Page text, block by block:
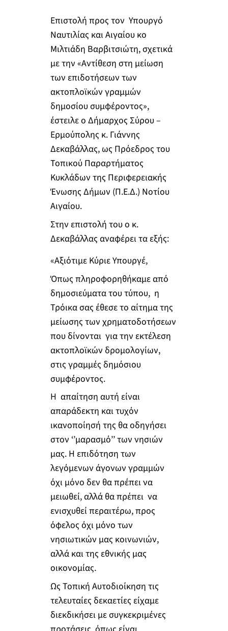
Επιστολή προς τον Υπουργό
Ναυτιλίας και Αιγαίου κο
Μιλτιάδη Βαρβιτσιώτη, σχετικά
με την «Αντίθεση στη μείωση
των επιδοτήσεων των
ακτοπλοϊκών γραμμών
δημοσίου συμφέροντος»,
έστειλε ο Δήμαρχος Σύρου –
Ερμούπολης κ. Γιάννης
Δεκαβάλλας, ως Πρόεδρος του
Τοπικού Παραρτήματος
Κυκλάδων της Περιφερειακής
Ένωσης Δήμων (Π.Ε.Δ.) Νοτίου
Αιγαίου.
Στην επιστολή του ο κ.
Δεκαβάλλας αναφέρει τα εξής:
«Αξιότιμε Κύριε Υπουργέ,
Όπως πληροφορηθήκαμε από
δημοσιεύματα του τύπου, η
Τρόικα σας έθεσε το αίτημα της
μείωσης των χρηματοδοτήσεων
που δίνονται για την εκτέλεση
ακτοπλοϊκών δρομολογίων,
στις γραμμές δημόσιου
συμφέροντος.
Η απαίτηση αυτή είναι
απαράδεκτη και τυχόν
ικανοποίησή της θα οδηγήσει
στον ‘’μαρασμό’’ των νησιών
μας. Η επιδότηση των
λεγόμενων άγονων γραμμών
όχι μόνο δεν θα πρέπει να
μειωθεί, αλλά θα πρέπει να
ενισχυθεί περαιτέρω, προς
όφελος όχι μόνο των
νησιωτικών μας κοινωνιών,
αλλά και της εθνικής μας
οικονομίας.
Ως Τοπική Αυτοδιοίκηση τις
τελευταίες δεκαετίες είχαμε
διεκδικήσει με συγκεκριμένες